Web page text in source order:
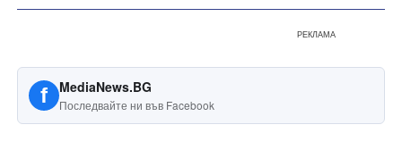
РЕКЛАМА
f MediaNews.BG
Последвайте ни във Facebook